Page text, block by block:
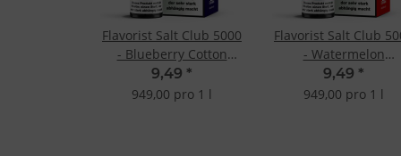
Flavorist Salt Club 5000
- Blueberry Cotton
Candy 10ml 20mg
9,49 *
949,00 pro 1 l
Flavorist Salt Club
- Watermelon
Bubblegum 10ml
9,49 *
949,00 pro 1 l